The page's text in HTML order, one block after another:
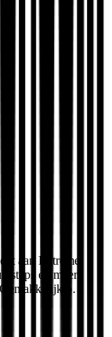
aan Extreme
en meer.
o…